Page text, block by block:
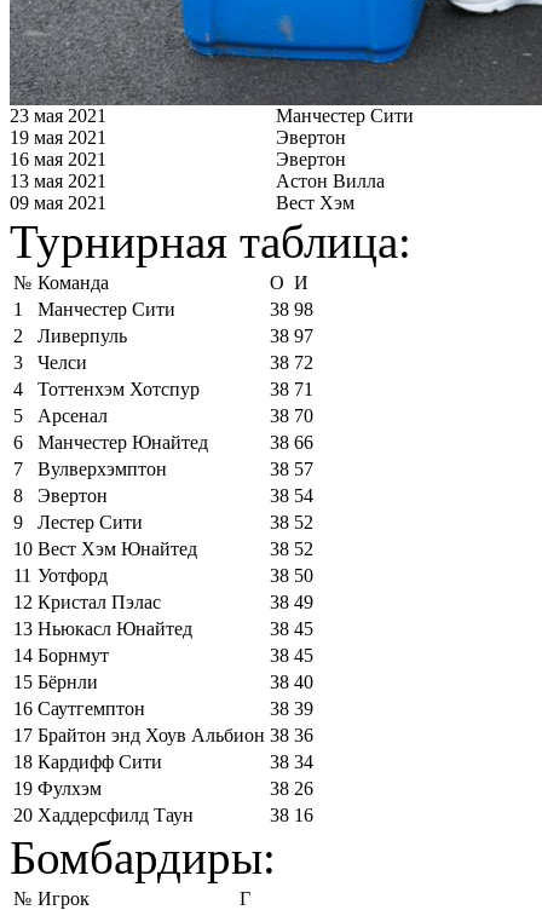
23 мая 2021
Манчестер Сити
19 мая 2021
Эвертон
16 мая 2021
Эвертон
13 мая 2021
Астон Вилла
09 мая 2021
Вест Хэм
Турнирная таблица:
№ Команда О И
1
Манчестер Сити 38 98
2
Ливерпуль 38 97
3
Челси 38 72
4
Тоттенхэм Хотспур 38 71
5
Арсенал 38 70
6
Манчестер Юнайтед 38 66
7
Вулверхэмптон 38 57
8
Эвертон 38 54
9
Лестер Сити 38 52
10 Вест Хэм Юнайтед 38 52
11 Уотфорд 38 50
12 Кристал Пэлас 38 49
13 Ньюкасл Юнайтед 38 45
14 Борнмут 38 45
15 Бёрнли 38 40
16 Саутгемптон 38 39
17 Брайтон энд Хоув Альбион 38 36
18 Кардифф Сити 38 34
19 Фулхэм 38 26
20 Хаддерсфилд Таун 38 16
Бомбардиры:
№ Игрок
Г